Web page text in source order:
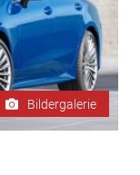
Bildergalerie